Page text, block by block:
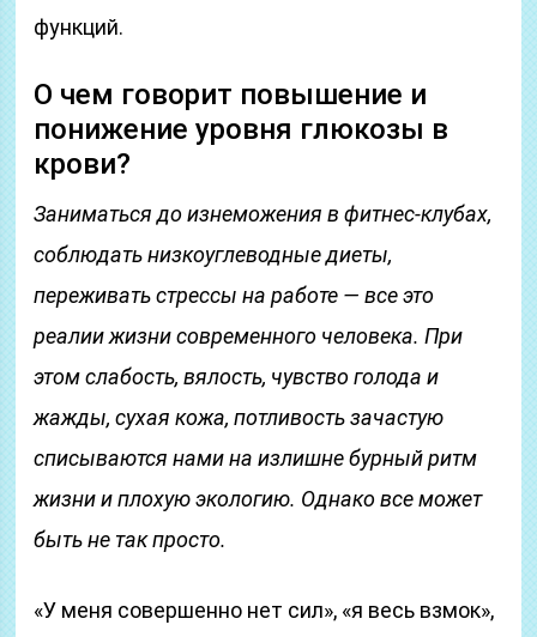
функций.
О чем говорит повышение и
понижение уровня глюкозы в
крови?
Заниматься до изнеможения в фитнес-клубах,
соблюдать низкоуглеводные диеты,
переживать стрессы на работе — все это
реалии жизни современного человека. При
этом слабость, вялость, чувство голода и
жажды, сухая кожа, потливость зачастую
списываются нами на излишне бурный ритм
жизни и плохую экологию. Однако все может
быть не так просто.
«У меня совершенно нет сил», «я весь взмок»,